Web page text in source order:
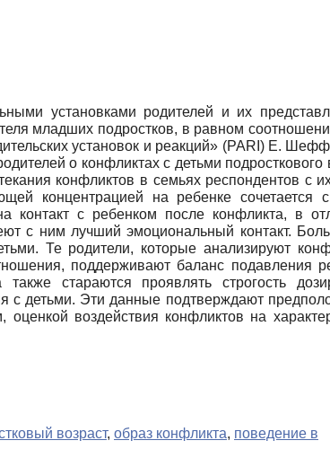
установками родителей и их
младших подростков, в равном
установок и реакций» (PARI) Е.
о конфликтах с детьми подросткового
конфликтов в семьях респондентов с
концентрацией на ребенке сочетается
контакт с ребенком после конфликта, в
с ним лучший эмоциональный контакт.
Те родители, которые анализируют
поддерживают баланс подавления
стараются проявлять строгость
с детьми. Эти данные подтверждают
воздействия конфликтов на
возраст, образ конфликта, поведение в